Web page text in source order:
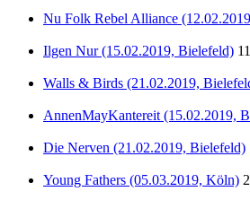
Nu Folk Rebel Alliance
Ilgen Nur (15.02.2019, Bielefeld) 11
Walls & Birds (21.02.2019,
AnnenMayKantereit (15.02.2019,
Die Nerven (21.02.2019, Bielefeld)
Young Fathers (05.03.2019, Köln)